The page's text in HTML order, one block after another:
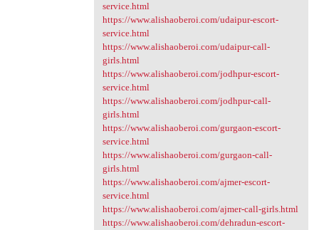
service.html
https://www.alishaoberoi.com/udaipur-escort-
service.html
https://www.alishaoberoi.com/udaipur-call-
girls.html
https://www.alishaoberoi.com/jodhpur-escort-
service.html
https://www.alishaoberoi.com/jodhpur-call-
girls.html
https://www.alishaoberoi.com/gurgaon-escort-
service.html
https://www.alishaoberoi.com/gurgaon-call-
girls.html
https://www.alishaoberoi.com/ajmer-escort-
service.html
https://www.alishaoberoi.com/ajmer-call-girls.html
https://www.alishaoberoi.com/dehradun-escort-